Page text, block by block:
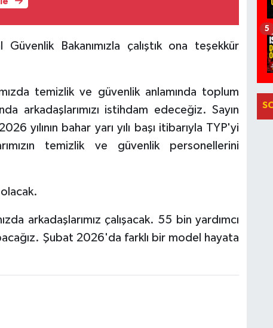
Bakanımızla çalıştık ona teşekkür
temizlik ve güvenlik anlamında toplum
arkadaşlarımızı istihdam edeceğiz. Sayın
yılının bahar yarı yılı başı itibarıyla TYP'yi
temizlik ve güvenlik personellerini
arkadaşlarımız çalışacak. 55 bin yardımcı
Şubat 2026'da farklı bir model hayata
5